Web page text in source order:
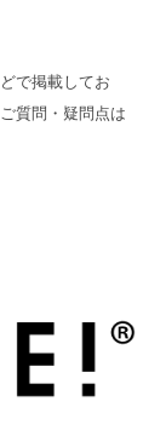
で掲載してお
質問・疑問点は